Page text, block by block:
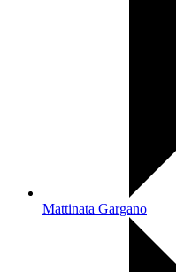
Mattinata Gargano